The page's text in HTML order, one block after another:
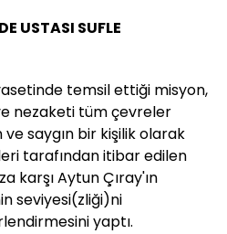
USTASI SUFLE
temsil ettiği misyon,
nezaketi tüm çevreler
saygın bir kişilik olarak
tarafından itibar edilen
karşı Aytun Çıray'ın
seviyesi(zliği)ni
yaptı.